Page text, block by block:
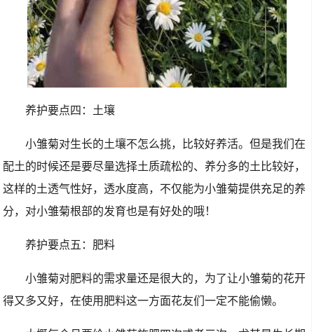
养护要点四：土壤
小雏菊对生长的土壤不怎么挑，比较好养活。但是我们在
配土的时候还是要尽量选择土质疏松的、养分多的土比较好，
这样的土透气性好，透水度高，不仅能为小雏菊提供充足的养
分，对小雏菊根部的发育也是有好处的哦！
养护要点五：肥料
小雏菊对肥料的需求量还是很大的，为了让小雏菊的花开
得又多又好，在使用肥料这一方面花友们一定不能偷懒。